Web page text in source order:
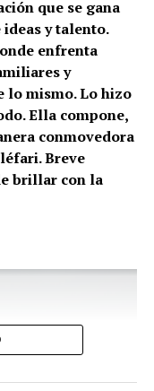
que se gana
y talento.
enfrenta
y
lo mismo. Lo hizo
Ella compone,
conmovedora
Breve
brillar con la